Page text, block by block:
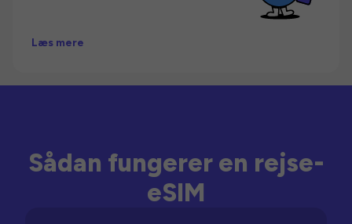
Læs mere
Sådan fungerer en rejse-
eSIM